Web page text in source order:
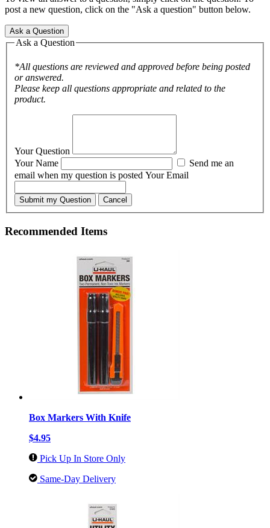
post a new question, click on the "Ask a question" button below.
Ask a Question
Ask a Question
*All questions are reviewed and approved before being posted
or answered.
Please keep all questions appropriate and related to the
product.
Your Question
Your Name
email when my question is posted Your Email
Submit my Question Cancel
Recommended Items
Box Markers With Knife
$4.95
Pick Up In Store Only
Same-Day Delivery